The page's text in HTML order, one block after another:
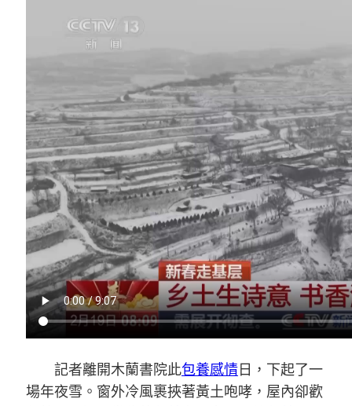
記者離開木蘭書院此包養感情日，下起了一
場年夜雪。窗外冷風裹挾著黃土咆哮，屋內卻歡